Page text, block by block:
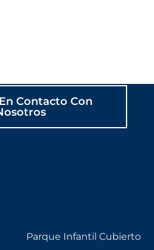
Contacto Con
Parque Infantil Cubierto